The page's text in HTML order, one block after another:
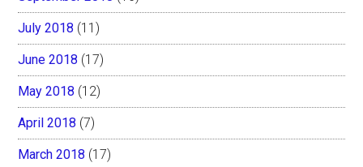
July 2018 (11)
June 2018 (17)
May 2018 (12)
April 2018 (7)
March 2018 (17)